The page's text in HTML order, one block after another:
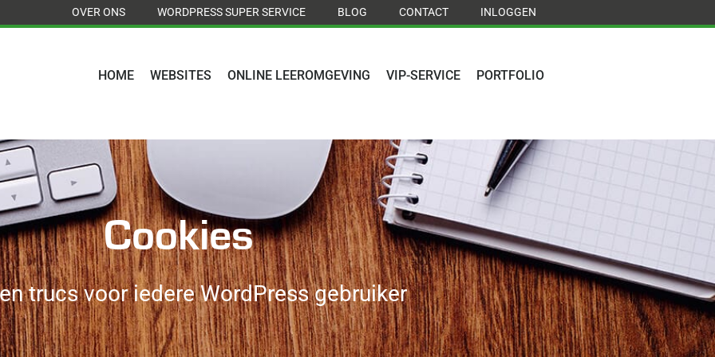
OVER ONS WORDPRESS SUPER SERVICE BLOG CONTACT INLOGGEN
HOME WEBSITES ONLINE LEEROMGEVING VIP-SERVICE PORTFOLIO
Cookies
trucs voor iedere WordPress gebruiker